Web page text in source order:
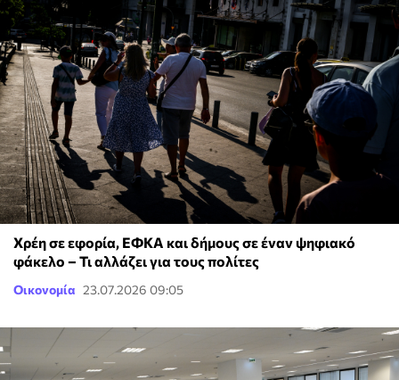
Χρέη σε εφορία, ΕΦΚΑ και δήμους σε έναν ψηφιακό
φάκελο – Τι αλλάζει για τους πολίτες
Οικονομία 23.07.2026 09:05